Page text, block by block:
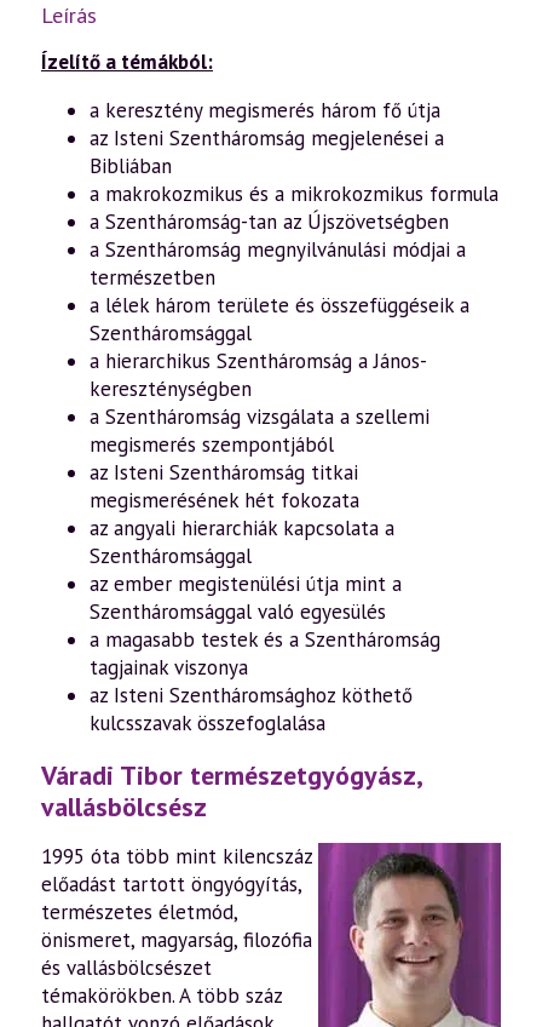
Leírás
Ízelítő a témákból:
a keresztény megismerés három fő útja
az Isteni Szentháromság megjelenései a
Bibliában
a makrokozmikus és a mikrokozmikus formula
a Szentháromság-tan az Újszövetségben
a Szentháromság megnyilvánulási módjai a
természetben
a lélek három területe és összefüggéseik a
Szentháromsággal
a hierarchikus Szentháromság a János-
kereszténységben
a Szentháromság vizsgálata a szellemi
megismerés szempontjából
az Isteni Szentháromság titkai
megismerésének hét fokozata
az angyali hierarchiák kapcsolata a
Szentháromsággal
az ember megistenülési útja mint a
Szentháromsággal való egyesülés
a magasabb testek és a Szentháromság
tagjainak viszonya
az Isteni Szentháromsághoz köthető
kulcsszavak összefoglalása
Váradi Tibor természetgyógyász,
vallásbölcsész
1995 óta több mint kilencszáz
előadást tartott öngyógyítás,
természetes életmód,
önismeret, magyarság, filozófia
és vallásbölcsészet
témakörökben. A több száz